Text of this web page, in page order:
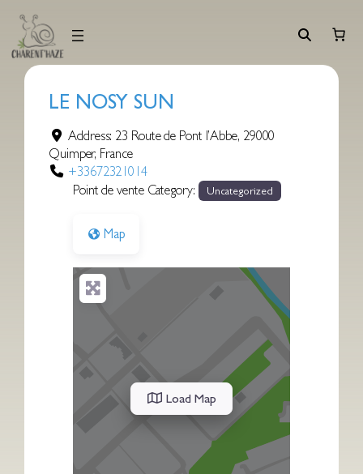
contenu
LE NOSY SUN
Address: 23 Route de Pont l’Abbe, 29000
Quimper, France
+33672321014
Point de vente Category:
Uncategorized
Map
Load Map